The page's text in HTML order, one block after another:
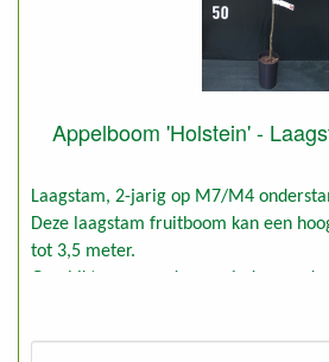
Appelboom 'Holstein' -
Laagstam, 2-jarig op M7/M4
Deze laagstam fruitboom kan een
tot 3,5 meter.